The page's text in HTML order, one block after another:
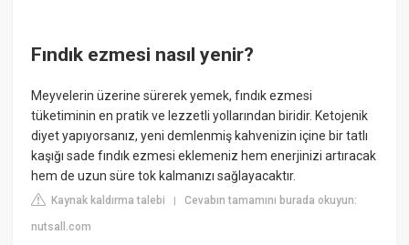
Fındık ezmesi nasıl yenir?
Meyvelerin üzerine sürerek yemek, fındık ezmesi
tüketiminin en pratik ve lezzetli yollarından biridir. Ketojenik
diyet yapıyorsanız, yeni demlenmiş kahvenizin içine bir tatlı
kaşığı sade fındık ezmesi eklemeniz hem enerjinizi artıracak
hem de uzun süre tok kalmanızı sağlayacaktır.
Kaynak kaldırma talebi |Cevabın tamamını burada okuyun:
nutsall.com